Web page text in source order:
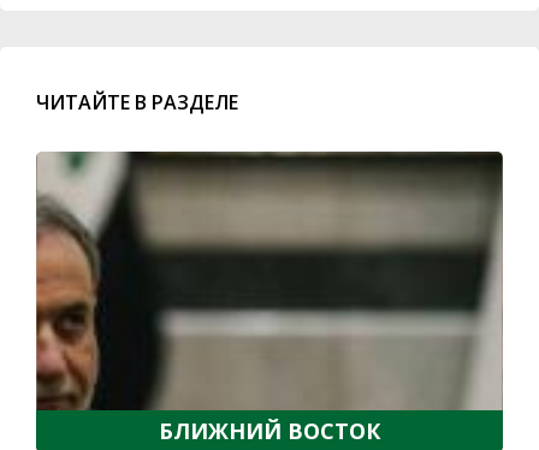
ЧИТАЙТЕ В РАЗДЕЛЕ
БЛИЖНИЙ ВОСТОК